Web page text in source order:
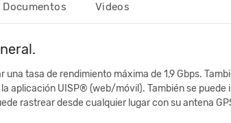
Documentos Videos
tasa de rendimiento máxima de 1,9 Gbps.
aplicación UISP® (web/móvil). También se puede
rastrear desde cualquier lugar con su antena